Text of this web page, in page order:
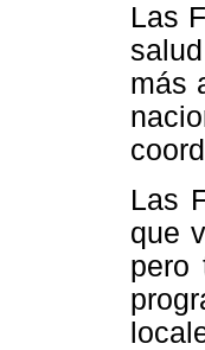
Las
más
Las
que
pero